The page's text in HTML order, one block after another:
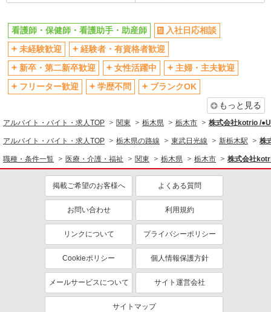
残業少なめ（月20h未満）
交通費支給
社会保険あり
産休・育休取得実績あり
退職金・財形貯蓄制度あり
各種手当（家族・役職・インセン
ティブなど）あり
制服貸与
研修制度あり
同じ職種から求人を探す
看護師・保健師・看護助手・助産師
同じ特徴から求人を探す
ミドル（40代～）活躍中
ボーナス・賞与あり
交通費支給
社会保険あり
産休・育休取得実績あり
看護師・保健師・看護助手・助産師
入社日応相談
未経験歓迎
経験者・有資格者歓迎
新卒・第二新卒歓迎
女性活躍中
主婦・主夫歓迎
フリーター歓迎
学歴不問
ブランクOK
もっと見る
アルバイト・バイト・求人TOP 関東 栃木県 栃木市 株式会社kotrio /
アルバイト・バイト・求人TOP 栃木県の路線 東武日光線 新栃木駅 株
職種・条件一覧 医療・介護・福祉 関東 栃木県 栃木市 株式会社
掲載ご希望のお客様へ よくある質問
お問い合わせ 利用規約
リンクについて プライバシーポリシー
Cookieポリシー 個人情報保護方針
メールサービスについて サイト運営会社
サイトマップ